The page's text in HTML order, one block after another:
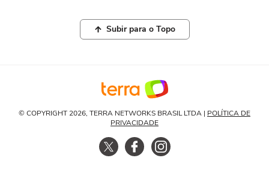
Subir para o Topo
© COPYRIGHT 2026, TERRA NETWORKS BRASIL LTDA | POLÍTICA DE
PRIVACIDADE